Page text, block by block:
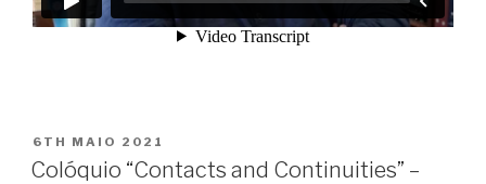
POSTED
ON
6TH MAIO 2021
Colóquio “Contacts and Continuities” –